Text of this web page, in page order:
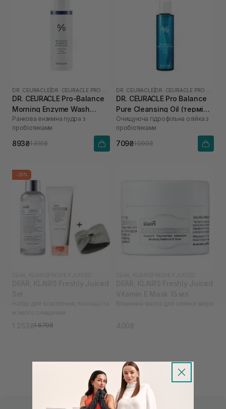
DR. CEURACLE
DR. CEURACLE Pro-Balance
Morning Enzyme Wash
(термін до 01.27р.) 50 г
Ранкова ензимна пудра з
пробіотиками
893₴1 310₴
DR. CEURACLE
DR. CEURACLE Pro Balance
Pure Cleansing Oil (термін
до 01.27р.) 155 мл
Очищуюча гідрофільна олійка з
пробіотиками
709₴1 090₴
-25%
1 253₴1 670₴